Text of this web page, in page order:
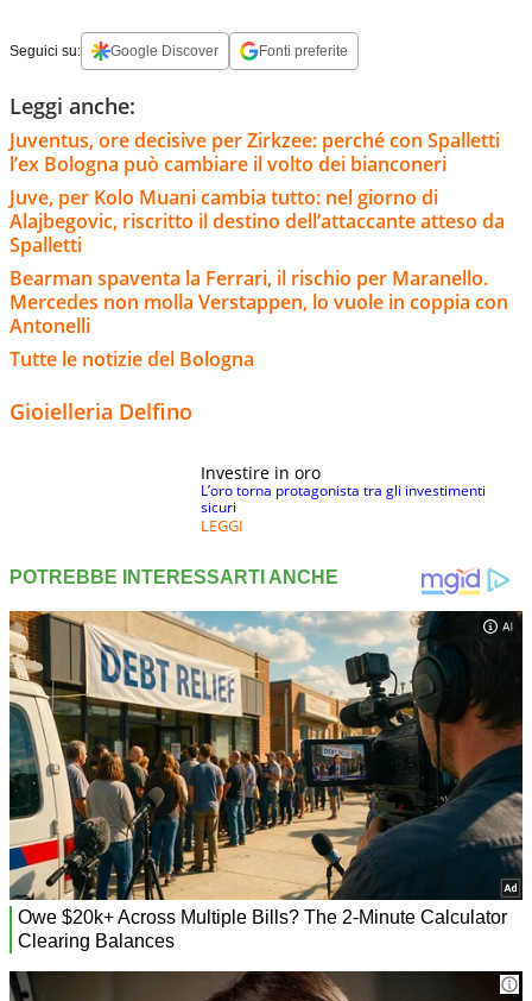
Seguici su: Google Discover Fonti preferite
Leggi anche:
Juventus, ore decisive per Zirkzee: perché con Spalletti
l’ex Bologna può cambiare il volto dei bianconeri
Juve, per Kolo Muani cambia tutto: nel giorno di
Alajbegovic, riscritto il destino dell’attaccante atteso da
Spalletti
Bearman spaventa la Ferrari, il rischio per Maranello.
Mercedes non molla Verstappen, lo vuole in coppia con
Antonelli
Tutte le notizie del Bologna
Gioielleria Delfino
Investire in oro
L’oro torna protagonista tra gli investimenti
sicuri
LEGGI